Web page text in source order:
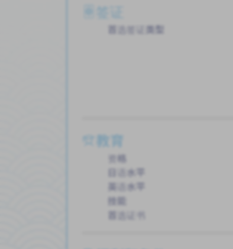
签证
首选签证类型
教育
资格
日语水平
英语水平
技能
首选证书